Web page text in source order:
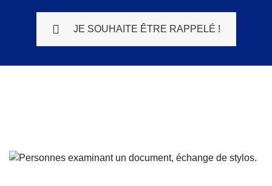
JE SOUHAITE ÊTRE RAPPELÉ !